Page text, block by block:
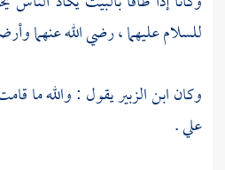
للسلام عليهما ، رضي الله عنهما
وكانابن الزبيريقول : والله ما
علي.